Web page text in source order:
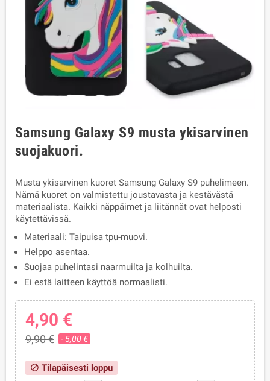
Samsung Galaxy S9 musta ykisarvinen
suojakuori.
Musta ykisarvinen kuoret Samsung Galaxy S9 puhelimeen.
Nämä kuoret on valmistettu joustavasta ja kestävästä
materiaalista. Kaikki näppäimet ja liitännät ovat helposti
käytettävissä.
Materiaali: Taipuisa tpu-muovi.
Helppo asentaa.
Suojaa puhelintasi naarmuilta ja kolhuilta.
Ei estä laitteen käyttöä normaalisti.
4,90 €
9,90 € - 5,00 €
block Tilapäisesti loppu